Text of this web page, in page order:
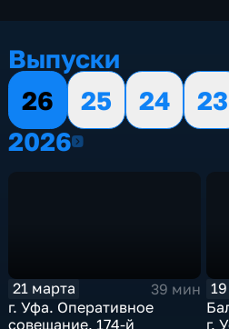
Выпуски
26
25 24
23
20262026
21 марта
39 мин
г. Уфа. Оперативное
совещание. 174-й
г.